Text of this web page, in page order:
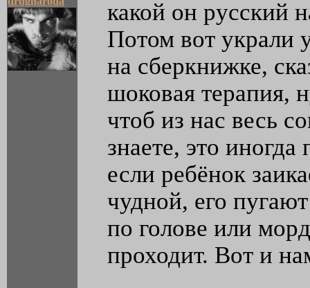
какой он русский
Потом вот украли
на сберкнижке,
шоковая терапия,
чтоб из нас весь
знаете, это
если ребёнок
чудной, его
по голове или
проходит. Вот и